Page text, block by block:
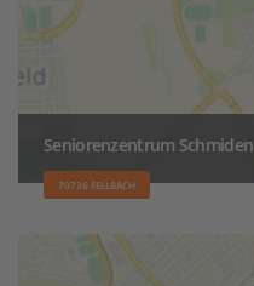
Seniorenzentrum Schmiden
70736 FELLBACH